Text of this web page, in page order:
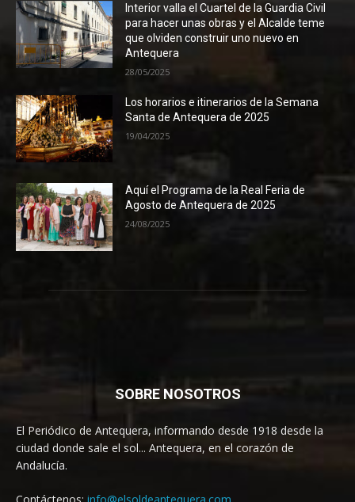
Interior valla el Cuartel de la Guardia Civil
para hacer unas obras y el Alcalde teme
que olviden construir uno nuevo en
Antequera
28/05/2025
Los horarios e itinerarios de la Semana
Santa de Antequera de 2025
19/04/2025
Aquí el Programa de la Real Feria de
Agosto de Antequera de 2025
24/08/2025
SOBRE NOSOTROS
El Periódico de Antequera, informando desde 1918 desde la
ciudad donde sale el sol... Antequera, en el corazón de
Andalucía.